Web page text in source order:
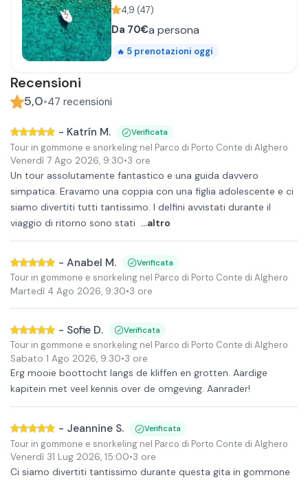
4,9 (47)
Da 70€a persona
🔥 5 prenotazioni oggi
Recensioni
5,0•47 recensioni
- Katrín M. Verificata
Tour in gommone e snorkeling nel Parco di Porto Conte di Alghero
Venerdì 7 Ago 2026, 9:30•3 ore
Un tour assolutamente fantastico e una guida davvero
simpatica. Eravamo una coppia con una figlia adolescente e ci
siamo divertiti tutti tantissimo. I delfini avvistati durante il
viaggio di ritorno sono stati ...altro
- Anabel M. Verificata
Tour in gommone e snorkeling nel Parco di Porto Conte di Alghero
Martedì 4 Ago 2026, 9:30•3 ore
- Sofie D. Verificata
Tour in gommone e snorkeling nel Parco di Porto Conte di Alghero
Sabato 1 Ago 2026, 9:30•3 ore
Erg mooie boottocht langs de kliffen en grotten. Aardige
kapitein met veel kennis over de omgeving. Aanrader!
- Jeannine S. Verificata
Tour in gommone e snorkeling nel Parco di Porto Conte di Alghero
Venerdì 31 Lug 2026, 15:00•3 ore
Ci siamo divertiti tantissimo durante questa gita in gommone